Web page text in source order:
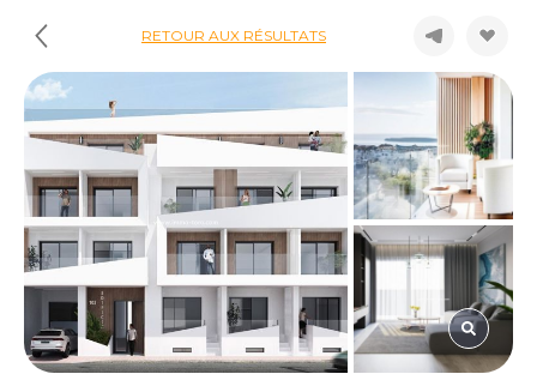
RETOUR AUX RÉSULTATS